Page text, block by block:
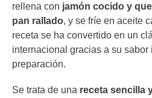
rellena con jamón cocido y
pan rallado, y se fríe en aceite
receta se ha convertido en un
internacional gracias a su sabor
preparación.
Se trata de una receta sencilla